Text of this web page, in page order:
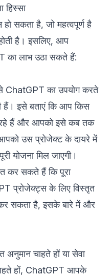
हिस्सा
सकता है, जो महत्वपूर्ण है
है। इसलिए, आप
का लाभ उठा सकते हैं:
ChatGPT का उपयोग करते
हैं। इसे बताएं कि आप किस
रहे हैं और आपको इसे कब तक
उस प्रोजेक्ट के दायरे में
योजना मिल जाएगी।
कर सकते हैं कि पूरा
प्रोजेक्ट्स के लिए विस्तृत
सकता है, इसके बारे में और
अनुमान चाहते हों या सेवा
हों, ChatGPT आपके